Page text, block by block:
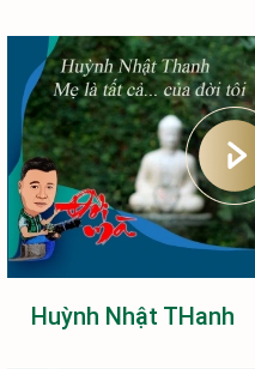
Huỳnh Nhật THanh